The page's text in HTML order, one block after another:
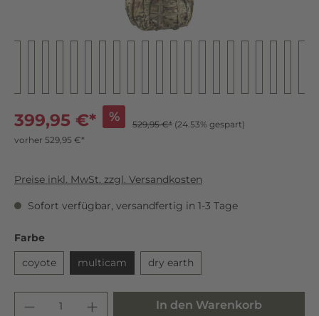
399,95 €* % 529,95 €* (24.53% gespart)
vorher 529,95 €*
Preise inkl. MwSt. zzgl. Versandkosten
Sofort verfügbar, versandfertig in 1-3 Tage
Farbe
coyote
multicam dry earth
In den Warenkorb